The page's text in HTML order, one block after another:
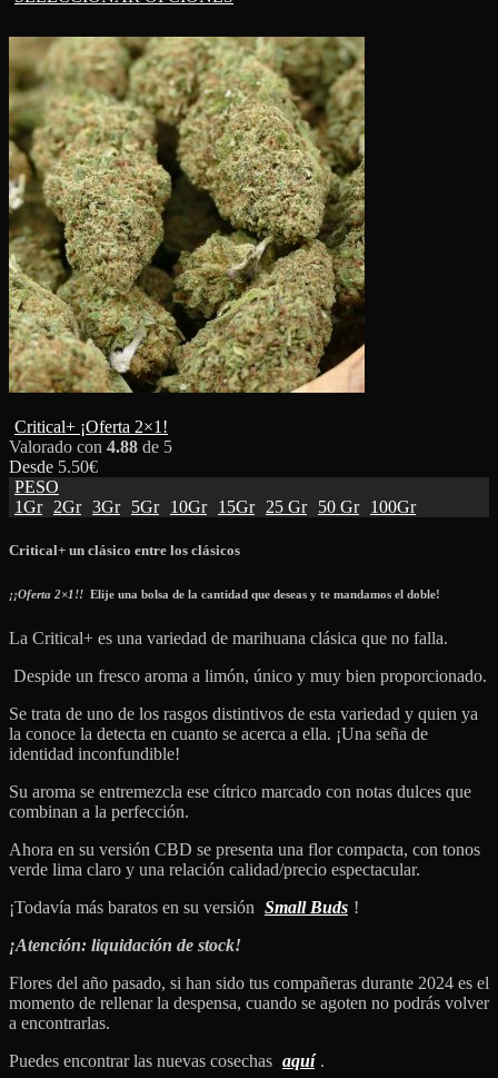
Critical+ ¡Oferta 2×1!
Valorado con 4.88 de 5
Desde 5.50€
PESO
1Gr
2Gr 3Gr 5Gr 10Gr 15Gr 25 Gr 50 Gr 100Gr
Critical+ un clásico entre los clásicos
¡¡Oferta 2×1!! Elije una bolsa de la cantidad que deseas y te mandamos el doble!
La Critical+ es una variedad de marihuana clásica que no falla.
Despide un fresco aroma a limón, único y muy bien proporcionado.
Se trata de uno de los rasgos distintivos de esta variedad y quien ya
la conoce la detecta en cuanto se acerca a ella. ¡Una seña de
identidad inconfundible!
Su aroma se entremezcla ese cítrico marcado con notas dulces que
combinan a la perfección.
Ahora en su versión CBD se presenta una flor compacta, con tonos
verde lima claro y una relación calidad/precio espectacular.
¡Todavía más baratos en su versión Small Buds !
¡Atención: liquidación de stock!
Flores del año pasado, si han sido tus compañeras durante 2024 es el
momento de rellenar la despensa, cuando se agoten no podrás volver
a encontrarlas.
Puedes encontrar las nuevas cosechas aquí .